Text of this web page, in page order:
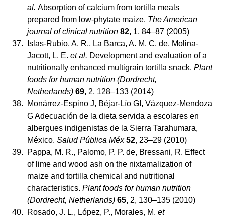
al. Absorption of calcium from tortilla meals
prepared from low-phytate maize. The American
journal of clinical nutrition 82, 1, 84–87 (2005)
37.
Islas-Rubio, A. R., La Barca, A. M. C. de, Molina-
Jacott, L. E. et al. Development and evaluation of a
nutritionally enhanced multigrain tortilla snack.Plant
foods for human nutrition (Dordrecht,
Netherlands) 69, 2, 128–133 (2014)
38.
Monárrez-Espino J, Béjar-Lío GI, Vázquez-Mendoza
G Adecuación de la dieta servida a escolares en
albergues indigenistas de la Sierra Tarahumara,
México.Salud Pública Méx 52, 23–29 (2010)
39.
Pappa, M. R., Palomo, P. P. de, Bressani, R. Effect
of lime and wood ash on the nixtamalization of
maize and tortilla chemical and nutritional
characteristics.Plant foods for human nutrition
(Dordrecht, Netherlands) 65, 2, 130–135 (2010)
40.
Rosado, J. L., López, P., Morales, M. et